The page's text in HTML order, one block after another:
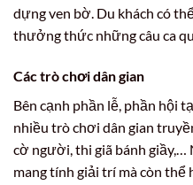
dựng ven bờ. Du khách có
thưởng thức những câu ca
Các trò chơi dân gian
Bên cạnh phần lễ, phần hội
nhiều trò chơi dân gian
cờ người, thi giã bánh
mang tính giải trí mà còn